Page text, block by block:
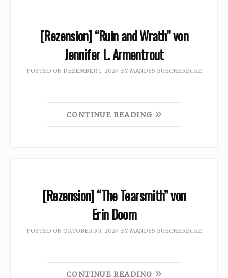
[Rezension] “Ruin and Wrath” von
Jennifer L. Armentrout
POSTED ON DEZEMBER 1, 2024BY MANDYS BUECHERECKE
CONTINUE READING
[Rezension] “The Tearsmith” von
Erin Doom
POSTED ON OKTOBER 30, 2024BY MANDYS BUECHERECKE
CONTINUE READING